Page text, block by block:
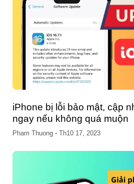
iPhone bị lỗi bảo mật, cập
ngay nếu không quá muộn
Pham Thuong - Th10 17, 2023